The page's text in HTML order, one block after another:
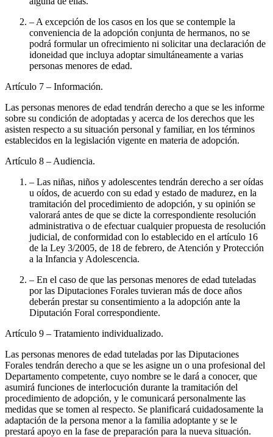
– A excepción de los casos en los que se contemple la
conveniencia de la adopción conjunta de hermanos, no se
podrá formular un ofrecimiento ni solicitar una declaración de
idoneidad que incluya adoptar simultáneamente a varias
personas menores de edad.
Artículo 7 – Información.
Las personas menores de edad tendrán derecho a que se les informe
sobre su condición de adoptadas y acerca de los derechos que les
asisten respecto a su situación personal y familiar, en los términos
establecidos en la legislación vigente en materia de adopción.
Artículo 8 – Audiencia.
– Las niñas, niños y adolescentes tendrán derecho a ser oídas
u oídos, de acuerdo con su edad y estado de madurez, en la
tramitación del procedimiento de adopción, y su opinión se
valorará antes de que se dicte la correspondiente resolución
administrativa o de efectuar cualquier propuesta de resolución
judicial, de conformidad con lo establecido en el artículo 16
de la Ley 3/2005, de 18 de febrero, de Atención y Protección
a la Infancia y Adolescencia.
– En el caso de que las personas menores de edad tuteladas
por las Diputaciones Forales tuvieran más de doce años
deberán prestar su consentimiento a la adopción ante la
Diputación Foral correspondiente.
Artículo 9 – Tratamiento individualizado.
Las personas menores de edad tuteladas por las Diputaciones
Forales tendrán derecho a que se les asigne un o una profesional del
Departamento competente, cuyo nombre se le dará a conocer, que
asumirá funciones de interlocución durante la tramitación del
procedimiento de adopción, y le comunicará personalmente las
medidas que se tomen al respecto. Se planificará cuidadosamente la
adaptación de la persona menor a la familia adoptante y se le
prestará apoyo en la fase de preparación para la nueva situación.